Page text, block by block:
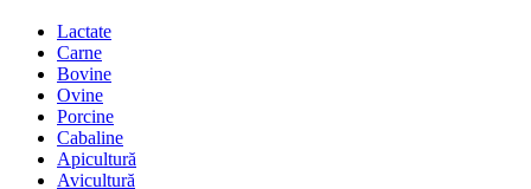
Lactate
Carne
Bovine
Ovine
Porcine
Cabaline
Apicultură
Avicultură